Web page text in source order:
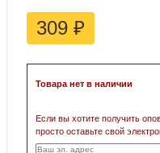
309 ₽
Товара нет в наличии
Если вы хотите получить
просто оставьте свой